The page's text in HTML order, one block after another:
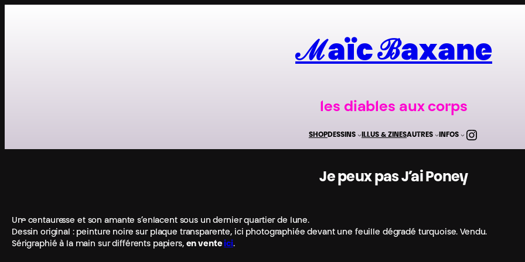
ℳaïc ℬaxane
les diables aux corps
SHOPDESSINS ILLUS & ZINESAUTRES INFOS
Je peux pas J’ai Poney
Un·e centaure·sse et son amante s’enlacent sous un dernier quartier de lune.
Dessin original : peinture noire sur plaque transparente, ici photographiée devant une feuille dégradé turquoise. Vendu.
Sérigraphié à la main sur différents papiers, en venteici.